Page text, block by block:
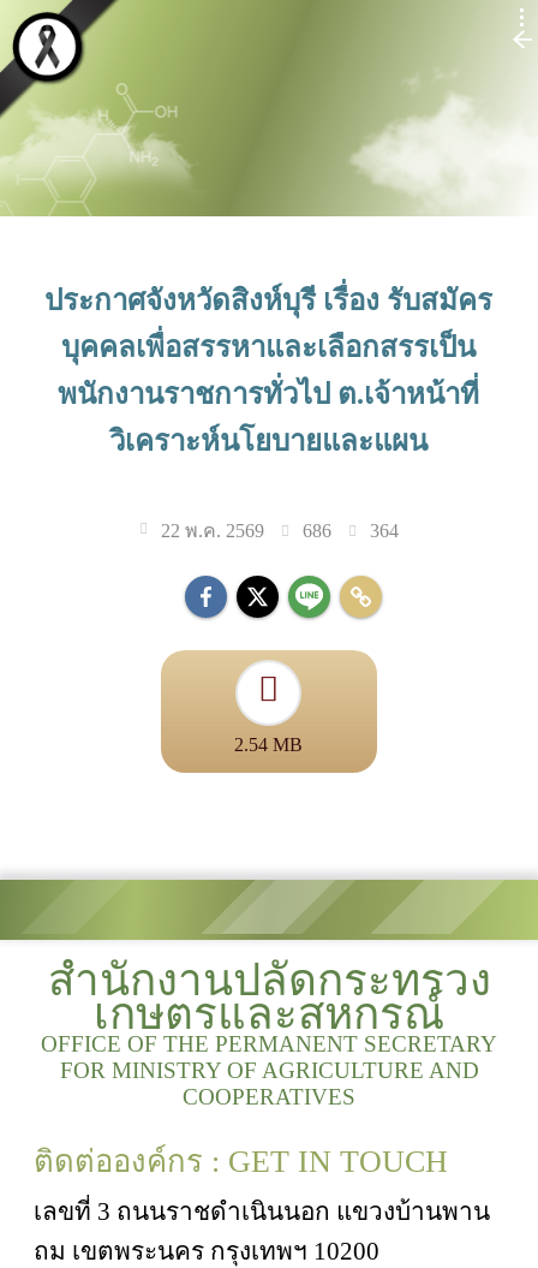
ประกาศจังหวัดสิงห์บุรี เรื่อง รับสมัคร
บุคคลเพื่อสรรหาและเลือกสรรเป็น
พนักงานราชการทั่วไป ต.เจ้าหน้าที่
วิเคราะห์นโยบายและแผน
22 พ.ค. 2569 686 364
2.54 MB
สำนักงานปลัดกระทรวง
เกษตรและสหกรณ์
OFFICE OF THE PERMANENT SECRETARY
FOR MINISTRY OF AGRICULTURE AND
COOPERATIVES
ติดต่อองค์กร : GET IN TOUCH
เลขที่ 3 ถนนราชดำเนินนอก แขวงบ้านพาน
ถม เขตพระนคร กรุงเทพฯ 10200